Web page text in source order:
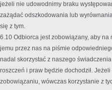
jeżeli nie udowodnimy braku
zażądać odszkodowania lub
się z tym.
6.10 Odbiorca jest zobowiązany, aby
jemu przez nas na piśmie
nadal skorzystać z naszego
roszczeń i praw będzie dochodził.
zobowiązaniu, wówczas korzystanie z